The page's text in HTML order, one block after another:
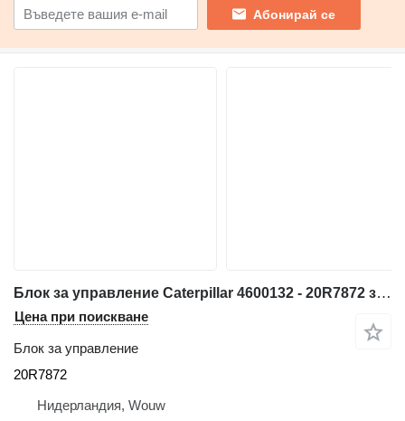
Абонирай се
Блок за управление Caterpillar 4600132 - 20R7872 за багер Caterpillar 340 352 374 385 320F 330F 340F 312F 352F 313F 323F 325F 335F 316F 326F 336F 318F 349F 320D2 320D3 330D2 323D2 326D2
Цена при поискване
Блок за управление
20R7872
Нидерландия, Wouw